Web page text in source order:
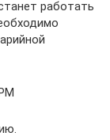
работать